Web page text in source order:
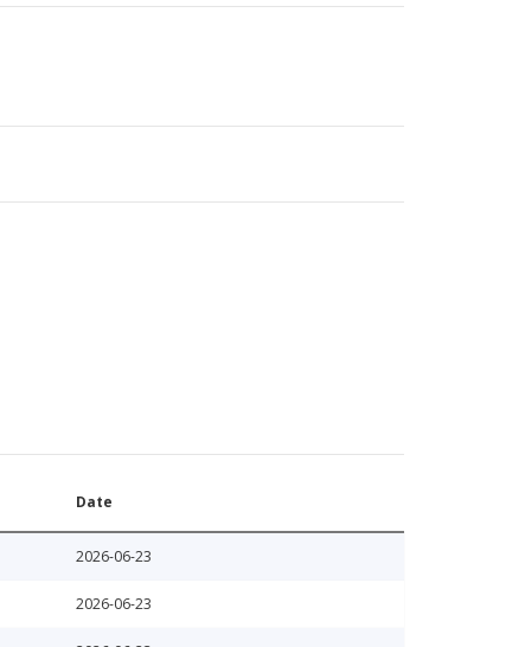
Date
2026-06-23
2026-06-23